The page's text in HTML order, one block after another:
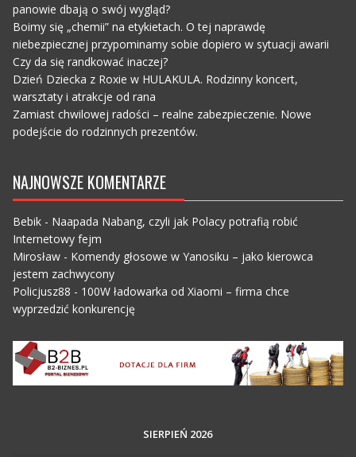
panowie dbają o swój wygląd?
Boimy się „chemii” na etykietach. O tej naprawdę
niebezpiecznej przypominamy sobie dopiero w sytuacji awarii
Czy da się randkować inaczej?
Dzień Dziecka z Roxie w HULAKULA. Rodzinny koncert,
warsztaty i atrakcje od rana
Zamiast chwilowej radości – realne zabezpieczenie. Nowe
podejście do rodzinnych prezentów.
NAJNOWSZE KOMENTARZE
Bebik- Naapada Nabang, czyli jak Polacy potrafią robić
Internetowy fejm
Mirosław- Komendy głosowe w Yanosiku – jako kierowca
jestem zachwycony
Policjusz88 - 100W ładowarka od Xiaomi – firma chce
wyprzedzić konkurencję
SIERPIEŃ 2026